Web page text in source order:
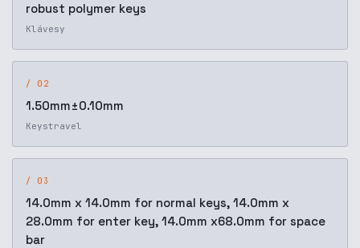
robust polymer keys
Klávesy
/ 02
1.50mm±0.10mm
Keystravel
/ 03
14.0mm x 14.0mm for normal keys, 14.0mm x
28.0mm for enter key, 14.0mm x68.0mm for space
bar